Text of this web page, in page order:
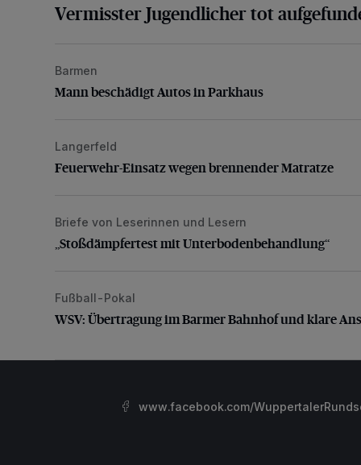
Vermisster Jugendlicher tot
Mann beschädigt Autos in Parkhaus
Barmen
Mann beschädigt Autos in Parkhaus
Feuerwehr-Einsatz wegen brennender Matratze
Langerfeld
Feuerwehr-Einsatz wegen brennender Matratze
„Stoßdämpfertest mit Unterbodenbehandlung“
Briefe von Leserinnen und Lesern
„Stoßdämpfertest mit Unterbodenbehandlung“
WSV: Übertragung im Barmer Bahnhof und klare
Fußball-Pokal
WSV: Übertragung im Barmer Bahnhof und klare
www.facebook.com/